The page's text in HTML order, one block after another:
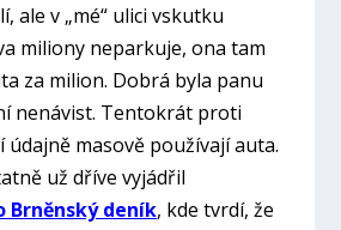
ale v „mé“ ulici vskutku
miliony neparkuje, ona tam
za milion. Dobrá byla panu
nenávist. Tentokrát proti
masově používají auta.
už dříve vyjádřil
Brněnský deník, kde tvrdí, že